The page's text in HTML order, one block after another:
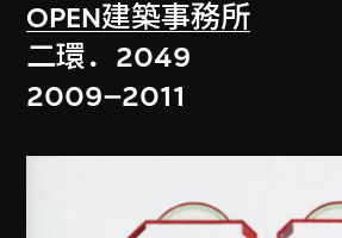
OPEN建築事務所
二環．2049
2009–2011